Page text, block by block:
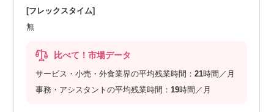
[フレックスタイム]
無
比べて！市場データ
サービス・小売・外食業界の平均残業時間：21時間／月
事務・アシスタントの平均残業時間： 19時間／月